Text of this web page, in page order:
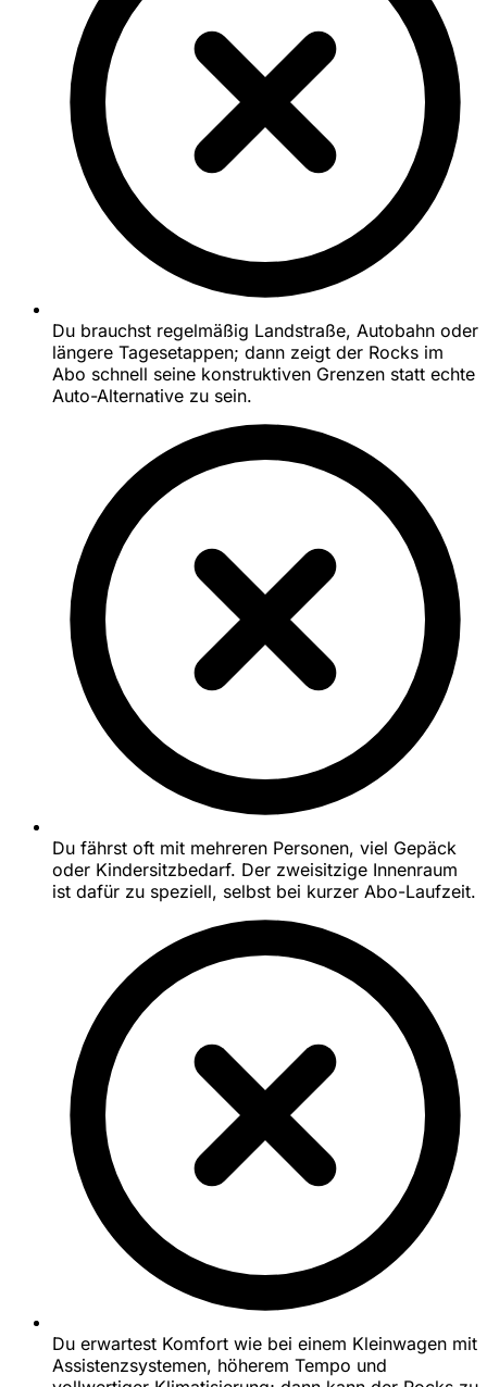
Du brauchst regelmäßig Landstraße, Autobahn oder
längere Tagesetappen; dann zeigt der Rocks im
Abo schnell seine konstruktiven Grenzen statt echte
Auto-Alternative zu sein.
Du fährst oft mit mehreren Personen, viel Gepäck
oder Kindersitzbedarf. Der zweisitzige Innenraum
ist dafür zu speziell, selbst bei kurzer Abo-Laufzeit.
Du erwartest Komfort wie bei einem Kleinwagen mit
Assistenzsystemen, höherem Tempo und